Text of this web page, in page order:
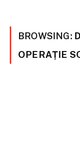
BROWSING:
OPERAȚIE